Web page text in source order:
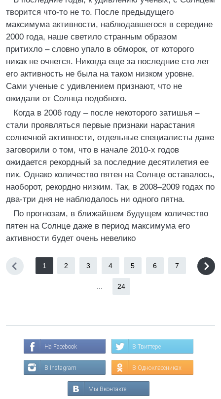
творится что-то не то. После предыдущего
максимума активности, наблюдавшегося в середине
2000 года, наше светило странным образом
притихло – словно упало в обморок, от которого
никак не очнется. Никогда еще за последние сто лет
его активность не была на таком низком уровне.
Сами ученые с удивлением признают, что не
ожидали от Солнца подобного.
Когда в 2006 году – после некоторого затишья –
стали проявляться первые признаки нарастания
солнечной активности, отдельные специалисты даже
заговорили о том, что в начале 2010-х годов
ожидается рекордный за последние десятилетия ее
пик. Однако количество пятен на Солнце оставалось,
наоборот, рекордно низким. Так, в 2008–2009 годах по
два-три дня не наблюдалось ни одного пятна.
По прогнозам, в ближайшем будущем количество
пятен на Солнце даже в период максимума его
активности будет очень невелико
1 2 3 4 5 6 7
24
На Facebook В Твиттере
В Instagram В Одноклассниках
Мы Вконтакте